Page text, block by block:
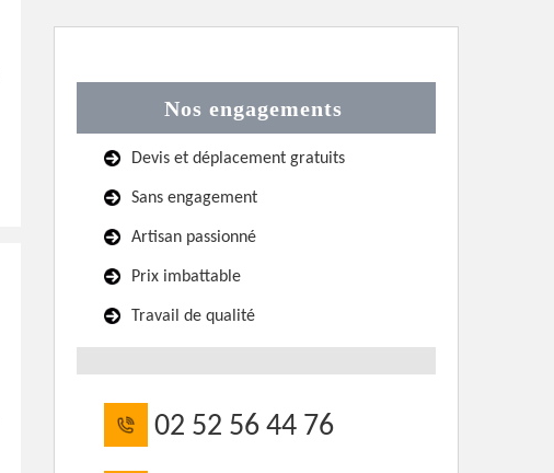
Nos engagements
Devis et déplacement gratuits
Sans engagement
Artisan passionné
Prix imbattable
Travail de qualité
02 52 56 44 76